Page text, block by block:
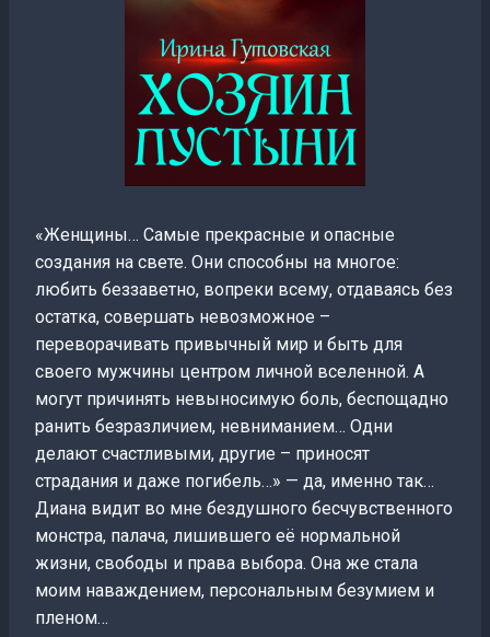
«Женщины… Самые прекрасные и опасные
создания на свете. Они способны на многое:
любить беззаветно, вопреки всему, отдаваясь без
остатка, совершать невозможное –
переворачивать привычный мир и быть для
своего мужчины центром личной вселенной. А
могут причинять невыносимую боль, беспощадно
ранить безразличием, невниманием… Одни
делают счастливыми, другие – приносят
страдания и даже погибель…» — да, именно так…
Диана видит во мне бездушного бесчувственного
монстра, палача, лишившего её нормальной
жизни, свободы и права выбора. Она же стала
моим наваждением, персональным безумием и
пленом…